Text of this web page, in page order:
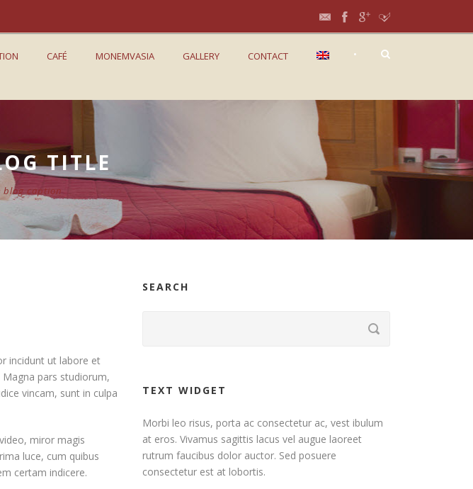
CAFÉ MONEMVASIA GALLERY CONTACT •
TITLE
blog caption
incidunt ut labore et
pars studiorum,
vincam, sunt in culpa
miror magis
luce, cum quibus
certam indicere.
SEARCH
TEXT WIDGET
Morbi leo risus, porta ac consectetur ac, vest ibulum
at eros. Vivamus sagittis lacus vel augue laoreet
rutrum faucibus dolor auctor. Sed posuere
consectetur est at lobortis.